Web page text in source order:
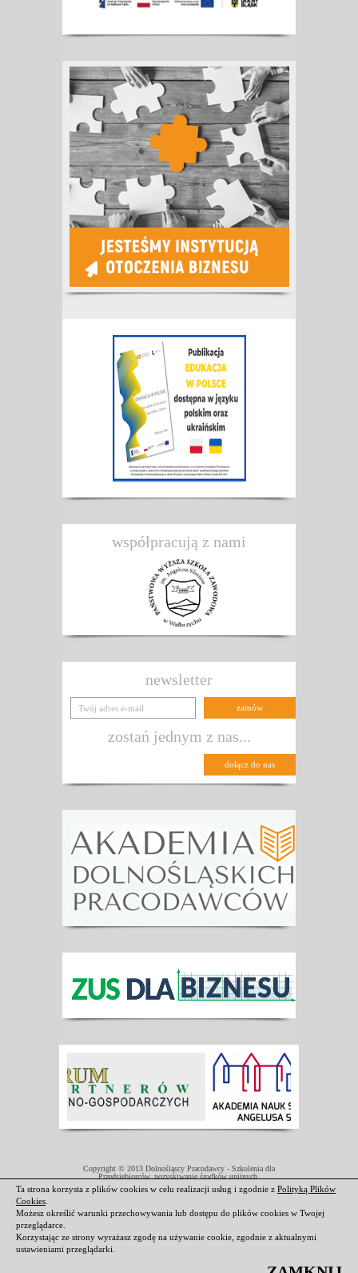
współpracują z nami
newsletter
zostań jednym z nas...
Copyright © 2013 Dolnośląscy Pracodawcy - Szkolenia dla
Przedsiębiorców, pozyskiwanie środków unijnych.
Projekt współfinansowany przez Unię Europejską w ramach Europejskiego
Funduszu Społecznego.
Ta strona korzysta z plików cookies w celu realizacji usług i zgodnie z Polityką Plików
Cookies
Możesz określić warunki przechowywania lub dostępu do plików cookies w Twojej
przeglądarce.
Korzystając ze strony wyrażasz zgodę na używanie cookie, zgodnie z aktualnymi
ustawieniami przeglądarki.